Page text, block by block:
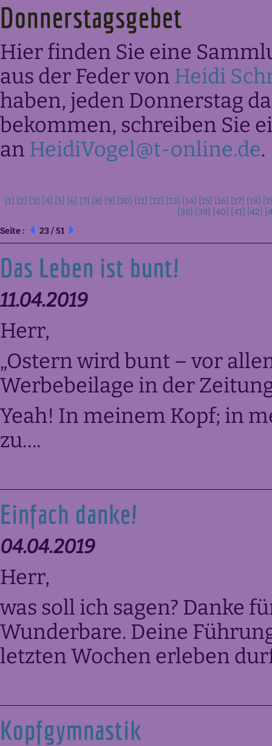
Donnerstagsgebet
Hier finden Sie eine
aus der Feder von Heidi
haben, jeden Donnerstag
bekommen, schreiben Sie
an HeidiVogel@t-online.de.
[1] [2] [3] [4] [5] [6] [7] [8] [9] [10] [11] [12] [13] [14] [15] [16] [17] [18]
[38]
[39] [40] [41] [42]
Seite :
23 / 51
Das Leben ist bunt!
11.04.2019
Herr,
„Ostern wird bunt – vor
Werbebeilage in der
Yeah! In meinem Kopf; in
zu….
Einfach danke!
04.04.2019
Herr,
was soll ich sagen? Danke
Wunderbare. Deine
letzten Wochen erleben
Kopfgymnastik